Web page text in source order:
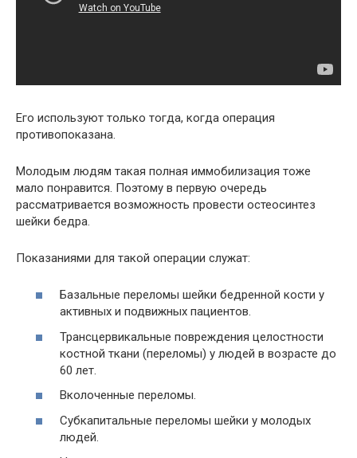
Его используют только тогда, когда операция
противопоказана.
Молодым людям такая полная иммобилизация тоже
мало понравится. Поэтому в первую очередь
рассматривается возможность провести остеосинтез
шейки бедра.
Показаниями для такой операции служат:
Базальные переломы шейки бедренной кости у
активных и подвижных пациентов.
Трансцервикальные повреждения целостности
костной ткани (переломы) у людей в возрасте до
60 лет.
Вколоченные переломы.
Субкапитальные переломы шейки у молодых
людей.